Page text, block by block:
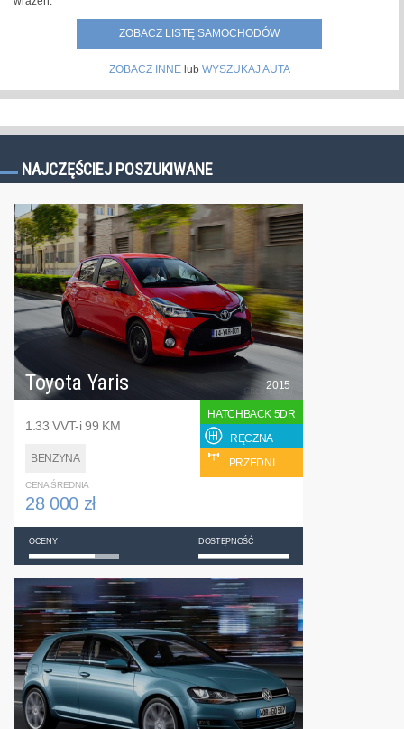
ZOBACZ LISTĘ SAMOCHODÓW
ZOBACZ INNElub WYSZUKAJ AUTA
NAJCZĘŚCIEJ POSZUKIWANE
Toyota Yaris
1.33 VVT-i 99 KM
BENZYNA
2015
HATCHBACK 5DR
RĘCZNA
PRZEDNI
CENA ŚREDNIA
28 000 zł
OCENY DOSTĘPNOŚĆ